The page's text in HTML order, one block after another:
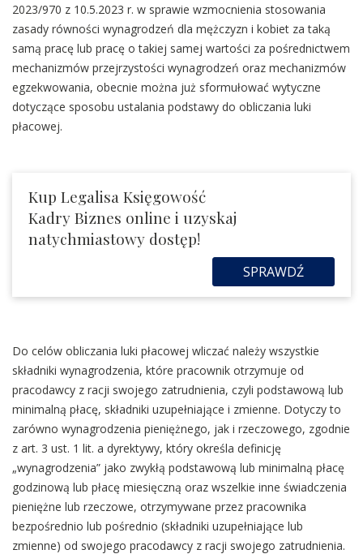
2023/970 z 10.5.2023 r. w sprawie wzmocnienia stosowania
zasady równości wynagrodzeń dla mężczyzn i kobiet za taką
samą pracę lub pracę o takiej samej wartości za pośrednictwem
mechanizmów przejrzystości wynagrodzeń oraz mechanizmów
egzekwowania, obecnie można już sformułować wytyczne
dotyczące sposobu ustalania podstawy do obliczania luki
płacowej.
Kup Legalisa Księgowość
Kadry Biznes online i uzyskaj
natychmiastowy dostęp!
SPRAWDŹ
Do celów obliczania luki płacowej wliczać należy wszystkie
składniki wynagrodzenia, które pracownik otrzymuje od
pracodawcy z racji swojego zatrudnienia, czyli podstawową lub
minimalną płacę, składniki uzupełniające i zmienne. Dotyczy to
zarówno wynagrodzenia pieniężnego, jak i rzeczowego, zgodnie
z art. 3 ust. 1 lit. a dyrektywy, który określa definicję
„wynagrodzenia” jako zwykłą podstawową lub minimalną płacę
godzinową lub płacę miesięczną oraz wszelkie inne świadczenia
pieniężne lub rzeczowe, otrzymywane przez pracownika
bezpośrednio lub pośrednio (składniki uzupełniające lub
zmienne) od swojego pracodawcy z racji swojego zatrudnienia.